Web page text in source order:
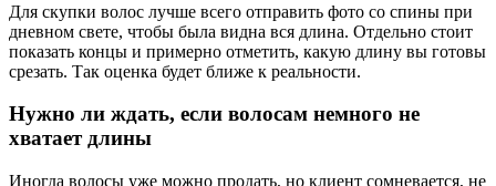
Для скупки волос лучше всего отправить фото со спины при
дневном свете, чтобы была видна вся длина. Отдельно стоит
показать концы и примерно отметить, какую длину вы готовы
срезать. Так оценка будет ближе к реальности.
Нужно ли ждать, если волосам немного не
хватает длины
Иногда волосы уже можно продать, но клиент сомневается, не